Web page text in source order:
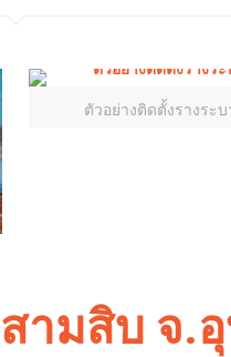
ตัวอย่างติดตั้งรางระ
ามสิบ จ.